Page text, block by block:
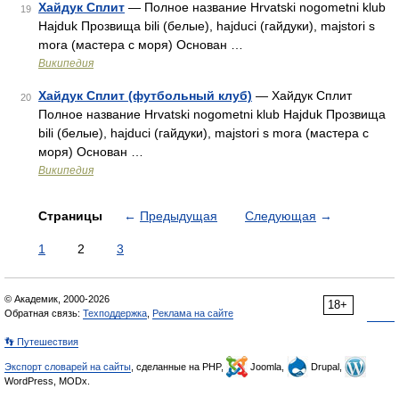
19 Хайдук Сплит — Полное название Hrvatski nogometni klub
Hajduk Прозвища bili (белые), hajduci (гайдуки), majstori s
mora (мастера с моря) Основан …
Википедия
20 Хайдук Сплит (футбольный клуб) — Хайдук Сплит
Полное название Hrvatski nogometni klub Hajduk Прозвища
bili (белые), hajduci (гайдуки), majstori s mora (мастера с
моря) Основан …
Википедия
Страницы ← Предыдущая Следующая →
1 2 3
18+
© Академик, 2000-2026
Обратная связь: Техподдержка Реклама на сайте
👣 Путешествия
Экспорт словарей на сайты , сделанные на PHP, Joomla,
Drupal,
WordPress, MODx.